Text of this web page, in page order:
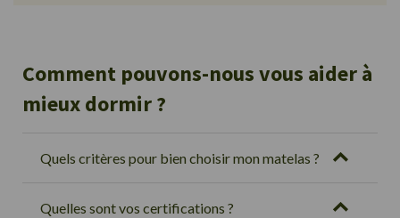
Comment pouvons-nous vous aider à
mieux dormir ?
Quels critères pour bien choisir mon matelas ?
Quelles sont vos certifications ?